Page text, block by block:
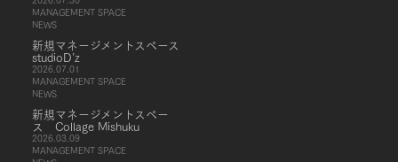
MANAGEMENT SPACE
NEWS
新規マネージメントスペース
studioD’z
2026.07.01
MANAGEMENT SPACE
NEWS
新規マネージメントスペー
ス Collage Mishuku
2026.03.09
MANAGEMENT SPACE